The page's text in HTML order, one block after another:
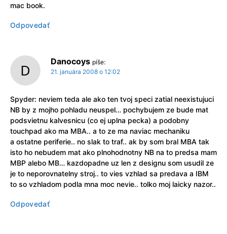
mac book.
Odpovedať
Danocoys píše:
21. januára 2008 o 12:02
Spyder: neviem teda ale ako ten tvoj speci zatial neexistujuci
NB by z mojho pohladu neuspel… pochybujem ze bude mat
podsvietnu kalvesnicu (co ej uplna pecka) a podobny
touchpad ako ma MBA.. a to ze ma naviac mechaniku
a ostatne periferie.. no slak to traf.. ak by som bral MBA tak
isto ho nebudem mat ako plnohodnotny NB na to predsa mam
MBP alebo MB… kazdopadne uz len z designu som usudil ze
je to neporovnatelny stroj.. to vies vzhlad sa predava a IBM
to so vzhladom podla mna moc nevie.. tolko moj laicky nazor..
Odpovedať